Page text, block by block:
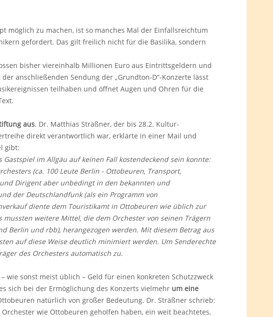
möglich zu machen, ist so manches Mal der Einfallsreichtum
gefordert. Das gilt freilich nicht für die Basilika, sondern
bisher viereinhalb Millionen Euro aus Eintrittsgeldern und
anschließenden Sendung der „Grundton-D“-Konzerte lässt
teilhaben und öffnet Augen und Ohren für die
aus. Dr. Matthias Sträßner, der bis 28.2. Kultur-
direkt verantwortlich war, erklärte in einer Mail und
gibt:
im Allgäu auf keinen Fall kostendeckend sein konnte:
(ca. 100 Leute Berlin - Ottobeuren, Transport,
Dirigent aber unbedingt in den bekannten und
der Deutschlandfunk (als ein Programm von
diente dem Touristikamt in Ottobeuren wie üblich zur
weitere Mittel, die dem Orchester von seinen Trägern
Berlin und rbb), herangezogen werden. Mit diesem Betrag aus
auf diese Weise deutlich minimiert werden. Um Senderechte
des Orchesters automatisch zu.
wie sonst meist üblich – Geld für einen konkreten Schutzzweck
sich bei der Ermöglichung des Konzerts vielmehr um eine
natürlich von großer Bedeutung. Dr. Sträßner schrieb:
wie Ottobeuren geholfen haben, ein weit beachtetes,